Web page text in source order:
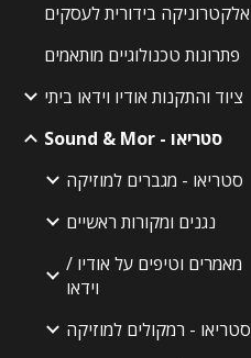
אלקטרוניקה בידורית לעסקים
פתרונות טכנולוגיים מותאמים
ציוד והתקנות אודיו וידאו ביתי
Sound & Mor - סטריאו
סטריאו - מגברים למוזיקה
נגנים ומקורות ראשיים
מאמרים וטיפים על אודיו /
וידאו
סטריאו - רמקולים למוזיקה